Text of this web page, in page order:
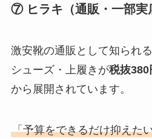
⑦ ヒラキ（通販・一部実
激安靴の通販として知られ
シューズ・上履きが税抜380
から展開されています。
「予算をできるだけ抑えた